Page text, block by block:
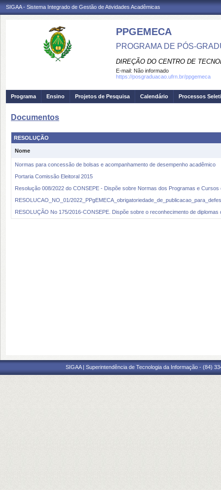
SIGAA - Sistema Integrado de Gestão de Atividades Acadêmicas
PPGEMECA
PROGRAMA DE PÓS-
DIREÇÃO DO CENTRO DE
E-mail: Não informado
https://posgraduacao.ufrn.br/ppgemeca
Programa Ensino Projetos de Pesquisa Calendário Processos
Documentos
RESOLUÇÃO
Nome
Normas para concessão de bolsas e acompanhamento de desempenho acadêmico
Portaria Comissão Eleitoral 2015
Resolução 008/2022 do CONSEPE - Dispõe sobre Normas dos Programas e
RESOLUCAO_NO_01/
RESOLUÇÃO No 175/2016-CONSEPE. Dispõe sobre o reconhecimento de
SIGAA | Superintendência de Tecnologia da Informação - (84)